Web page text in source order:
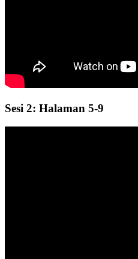
Sesi 2: Halaman 5-9